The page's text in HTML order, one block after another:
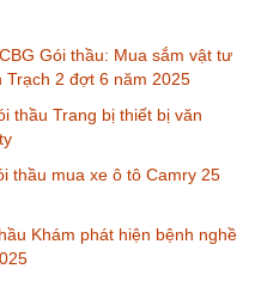
Gói thầu: Mua sắm vật tư
2 đợt 6 năm 2025
thầu Trang bị thiết bị văn
thầu mua xe ô tô Camry 25
Khám phát hiện bệnh nghề